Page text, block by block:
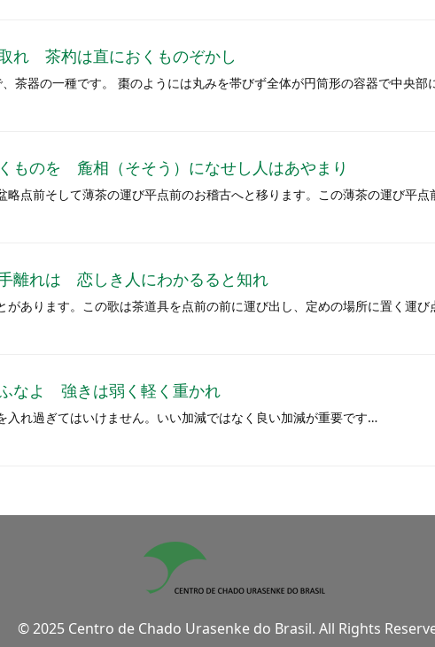
れ 茶杓は直におくものぞかし
茶器の一種です。 棗のようには丸みを帯びず全体が円筒形の容器で中央
ものを 麁相（そそう）になせし人はあやまり
略点前そして薄茶の運び平点前のお稽古へと移ります。この薄茶の運び平
離れは 恋しき人にわかるると知れ
があります。この歌は茶道具を点前の前に運び出し、定めの場所に置く運
なよ 強きは弱く軽く重かれ
入れ過ぎてはいけません。いい加減ではなく良い加減が重要です…
© 2025 Centro de Chado Urasenke do Brasil. All Rights